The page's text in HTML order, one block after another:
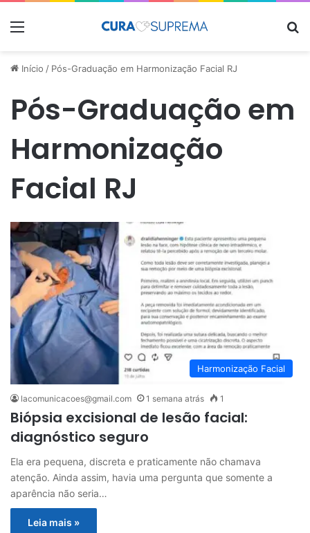
Menu
Início / Pós-Graduação em Harmonização Facial RJ
Pós-Graduação em
Harmonização
Facial RJ
Harmonização Facial
lacomunicacoes@gmail.com 1 semana atrás 1
Biópsia excisional de lesão facial:
diagnóstico seguro
Ela era pequena, discreta e praticamente não chamava
atenção. Ainda assim, havia uma pergunta que somente a
aparência não seria…
Leia mais »